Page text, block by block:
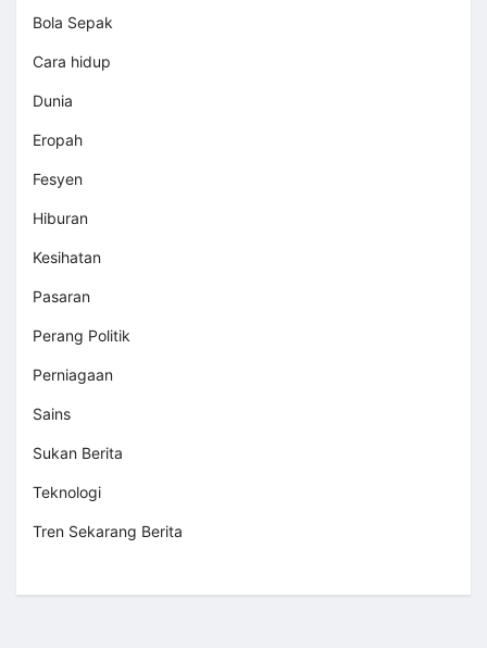
Bola Sepak
Cara hidup
Dunia
Eropah
Fesyen
Hiburan
Kesihatan
Pasaran
Perang Politik
Perniagaan
Sains
Sukan Berita
Teknologi
Tren Sekarang Berita